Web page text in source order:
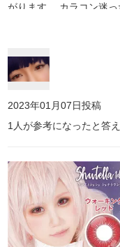
がります。 カラコン迷
色を存分に探して買って
2023年01月07日投稿
1 人が参考になったと答